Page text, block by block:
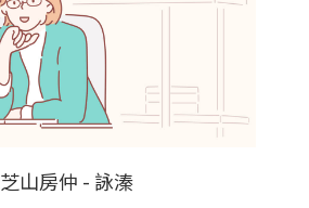
芝山房仲 - 詠溱